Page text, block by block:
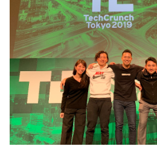
インタビュー
就活成功ガイド
リファレンス
プラン
個人向けプラン
法人向けプラン
学校向けプラン
再チャレンジ結果一覧
paiza times
note